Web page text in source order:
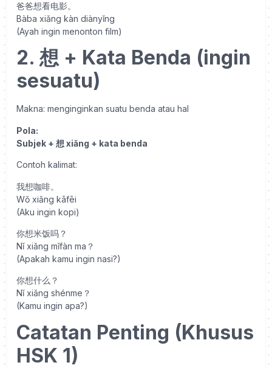
爸爸想看电影。
Bàba xiǎng kàn diànyǐng
(Ayah ingin menonton film)
2. 想 + Kata Benda (ingin
sesuatu)
Makna: menginginkan suatu benda atau hal
Pola:
Subjek + 想 xiǎng + kata benda
Contoh kalimat:
我想咖啡。
Wǒ xiǎng kāfēi
(Aku ingin kopi)
你想米饭吗？
Nǐ xiǎng mǐfàn ma？
(Apakah kamu ingin nasi?)
你想什么？
Nǐ xiǎng shénme？
(Kamu ingin apa?)
Catatan Penting (Khusus
HSK 1)